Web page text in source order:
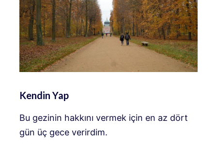
Kendin Yap
Bu gezinin hakkını vermek için en az dört
gün üç gece verirdim.